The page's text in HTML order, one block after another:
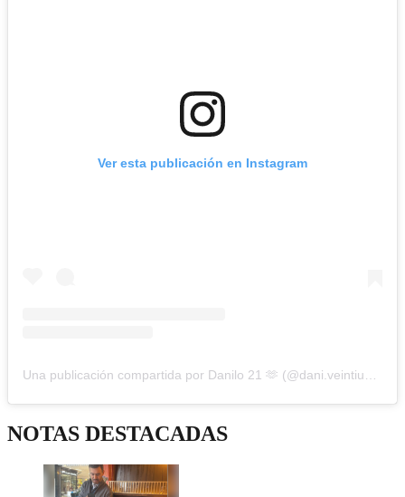
Ver esta publicación en Instagram
Una publicación compartida por Danilo 21 🫶 (@dani.veintiuno)
NOTAS DESTACADAS